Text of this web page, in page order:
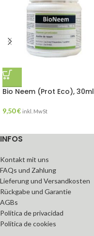
Bio Neem (Prot Eco), 30ml
9,50€ inkl. MwSt
INFOS
Kontakt mit uns
FAQs und Zahlung
Lieferung und Versandkosten
Rückgabe und Garantie
AGBs
Política de privacidad
Política de cookies